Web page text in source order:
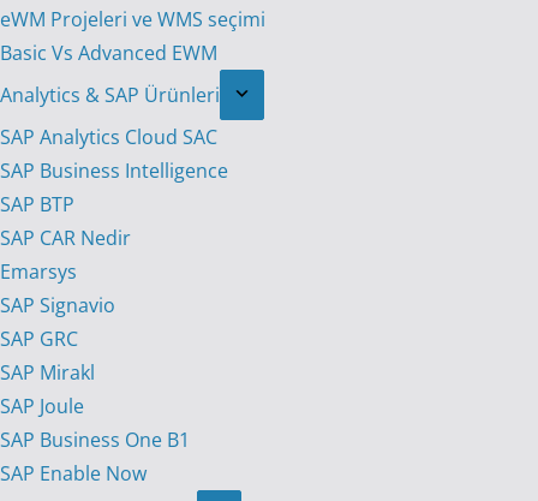
eWM Projeleri ve WMS seçimi
Basic Vs Advanced EWM
Analytics & SAP Ürünleri
SAP Analytics Cloud SAC
SAP Business Intelligence
SAP BTP
SAP CAR Nedir
Emarsys
SAP Signavio
SAP GRC
SAP Mirakl
SAP Joule
SAP Business One B1
SAP Enable Now